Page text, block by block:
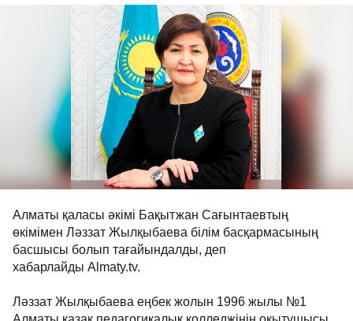
Алматы қаласы әкімі Бақытжан Сағынтаевтың
өкімімен Ләззат Жылқыбаева білім басқармасының
басшысы болып тағайындалды, деп
хабарлайды Аlmaty.tv.
Ләззат Жылқыбаева еңбек жолын 1996 жылы №1